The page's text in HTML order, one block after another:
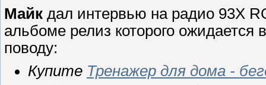
Майк дал интервью на радио 93X
альбоме релиз которого ожидается
поводу:
Купите Тренажер для дома -